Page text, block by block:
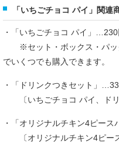
「いちごチョコ パイ」関連
・「いちごチョコ パイ」
※セット・ボックス・パッ
でいくつでも購入できます。
・「ドリンクつきセット」
〔いちごチョコ パイ、ドリ
・「オリジナルチキン4ピー
〔オリジナルチキン4ピース